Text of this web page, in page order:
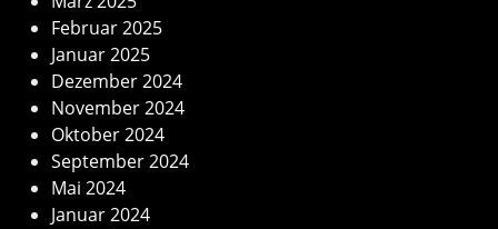
Februar 2025
Januar 2025
Dezember 2024
November 2024
Oktober 2024
September 2024
Mai 2024
Januar 2024